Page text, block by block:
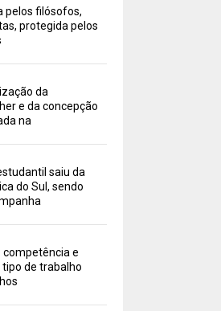
pelos filósofos,
protegida pelos
da
e da concepção
na
saiu da
do Sul, sendo
competência e
de trabalho